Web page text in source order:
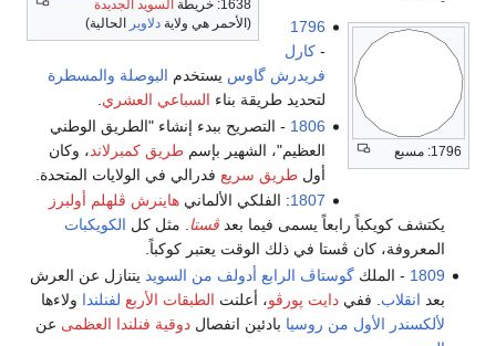
1638: خريطة
السويد الجديدة
(الأحمر هي ولاية دلاوير الحالية)
1796: مسبع
1796
- كارل
فريدرش گاوس يستخدم البوصلة والمسطرة
لتحديد طريقة بناء السباعي العشري.
1806 - التصريح ببدء إنشاء "الطريق الوطني
العظيم"، الشهير بإسم طريق كمبرلاند، وكان
أول طريق سريع فدرالي في الولايات المتحدة.
1807: الفلكي الألماني هاينرش ڤلهلم أولبرز
يكتشف كويكباً رابعاً يسمى فيما بعدڤستا. مثل كل الكويكبات
المعروفة، كان ڤستا في ذلك الوقت يعتبر كوكباً.
1809 - الملكگوستاڤ الرابع أدولف من السويد يتنازل عن العرش
بعد انقلاب . ففيدايت پورڤو، أعلنت الطبقات الأربع لفنلندا ولاءها
لألكسندر الأول من روسيا بادئين انفصالدوقية فنلندا العظمى عن